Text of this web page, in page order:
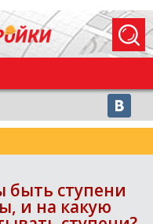
ступени
и на какую